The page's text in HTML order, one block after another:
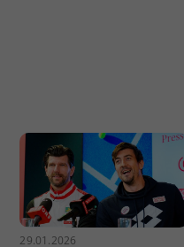
29.01.2026